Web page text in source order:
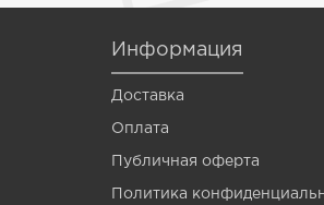
Vermis
Wagner
Информация
Доставка
Оплата
Публичная оферта
Политика